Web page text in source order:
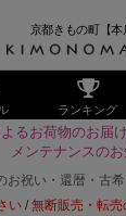
京都きもの町【本
ランキング
るお荷物のお届
メンテナンスの
お祝い・還暦・古
い /無断販売・転